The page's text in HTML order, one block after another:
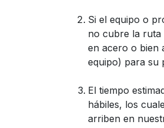
Si el equipo o
no cubre la ruta
en acero o bien
equipo) para su
El tiempo
hábiles, los
arriben en